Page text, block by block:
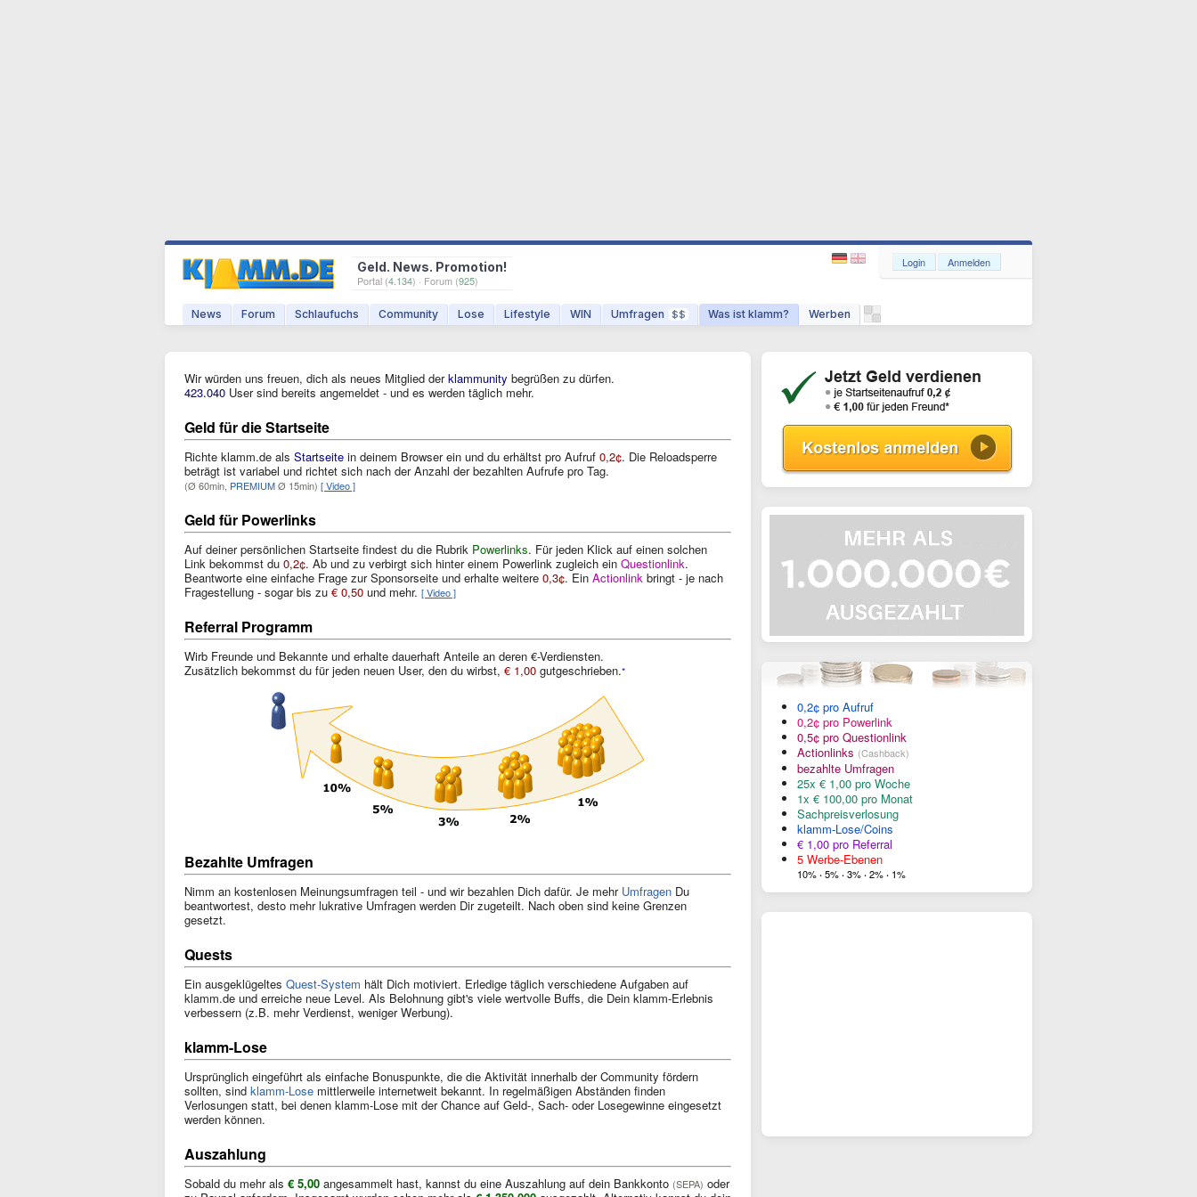
Geld. News. Promotion!
Portal (4.134) · Forum (925)
News Forum Schlaufuchs Community Lose Lifestyle WIN Umfragen $$ Was ist klamm? Werben
Login Anmelden
Wir würden uns freuen, dich als neues Mitglied derklammunity begrüßen zu dürfen.
423.040 User sind bereits angemeldet - und es werden täglich mehr.
Geld für die Startseite
Richte klamm.de als Startseite in deinem Browser ein und du erhältst pro Aufruf 0,2¢. Die Reloadsperre
beträgt ist variabel und richtet sich nach der Anzahl der bezahlten Aufrufe pro Tag.
(Ø 60min, PREMIUMØ 15min) [ Video ]
Geld für Powerlinks
Auf deiner persönlichen Startseite findest du die Rubrik Powerlinks. Für jeden Klick auf einen solchen
Link bekommst du 0,2¢. Ab und zu verbirgt sich hinter einem Powerlink zugleich ein Questionlink.
Beantworte eine einfache Frage zur Sponsorseite und erhalte weitere 0,3¢. Ein Actionlink bringt - je nach
Fragestellung - sogar bis zu € 0,50 und mehr. [ Video ]
Referral Programm
Wirb Freunde und Bekannte und erhalte dauerhaft Anteile an deren €-Verdiensten.
Zusätzlich bekommst du für jeden neuen User, den du wirbst, € 1,00 gutgeschrieben.*
Bezahlte Umfragen
Nimm an kostenlosen Meinungsumfragen teil - und wir bezahlen Dich dafür. Je mehr Umfragen Du
beantwortest, desto mehr lukrative Umfragen werden Dir zugeteilt. Nach oben sind keine Grenzen
gesetzt.
Quests
Ein ausgeklügeltes Quest-System hält Dich motiviert. Erledige täglich verschiedene Aufgaben auf
klamm.de und erreiche neue Level. Als Belohnung gibt's viele wertvolle Buffs, die Dein klamm-Erlebnis
verbessern (z.B. mehr Verdienst, weniger Werbung).
klamm-Lose
Ursprünglich eingeführt als einfache Bonuspunkte, die die Aktivität innerhalb der Community fördern
sollten, sind klamm-Lose mittlerweile internetweit bekannt. In regelmäßigen Abständen finden
Verlosungen statt, bei denen klamm-Lose mit der Chance auf Geld-, Sach- oder Losegewinne eingesetzt
werden können.
Auszahlung
Sobald du mehr als € 5,00 angesammelt hast, kannst du eine Auszahlung auf dein Bankkonto (SEPA) oder
0,2¢ pro Aufruf
0,2¢ pro Powerlink
0,5¢ pro Questionlink
Actionlinks (Cashback)
bezahlte Umfragen
25x € 1,00 pro Woche
1x € 100,00 pro Monat
Sachpreisverlosung
klamm-Lose/Coins
€ 1,00 pro Referral
5 Werbe-Ebenen
10% · 5% · 3% · 2% · 1%